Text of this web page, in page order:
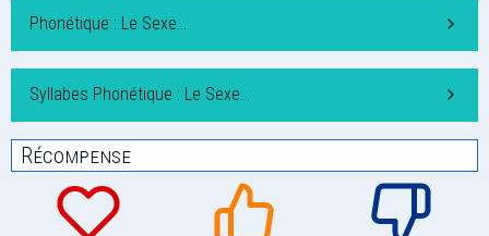
Phonétique : Le Sexe…
Syllabes Phonétique : Le Sexe…
Récompense